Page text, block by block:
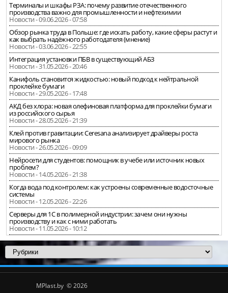
Терминалы и шкафы РЗА: почему развитие отечественного
производства важно для промышленности и нефтехимии
Новости - 09.06.2026 - 07:58
Обзор рынка труда в Польше: где искать работу, какие сферы растут и
как выбрать надёжного работодателя (мнение)
Новости - 03.06.2026 - 22:55
Интеграция установки ПБВ в существующий АБЗ
Новости - 31.05.2026 - 20:46
Канифоль становится жидкостью: новый подход к нейтральной
проклейке бумаги
Новости - 29.05.2026 - 17:48
АКД без хлора: новая олефиновая платформа для проклейки бумаги
из российского сырья
Новости - 28.05.2026 - 21:39
Клей против гравитации: Ceresana анализирует драйверы роста
мирового рынка
Новости - 26.05.2026 - 09:09
Нейросети для студентов: помощник в учебе или источник новых
проблем?
Новости - 14.05.2026 - 21:38
Когда вода под контролем: как устроены современные водосточные
системы
Новости - 12.05.2026 - 22:26
Серверы для 1С в полимерной индустрии: зачем они нужны
производству и как с ними работать
Новости - 11.05.2026 - 10:12
MPlast.by © 2026